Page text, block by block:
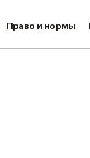
Право и нормы